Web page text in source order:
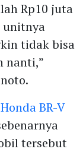
Rp10 juta
unitnya
tidak bisa
nanti,”
Honda BR-V
tersebut